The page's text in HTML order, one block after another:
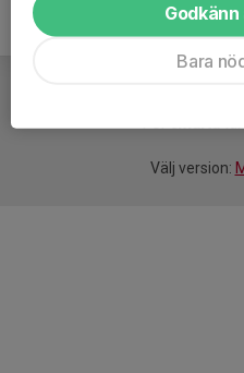
Försmarta
Välj version:
Bara